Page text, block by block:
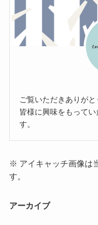
ご覧いただきありがと
皆様に興味をもって
す。
※ アイキャッチ画像は
す。
アーカイブ